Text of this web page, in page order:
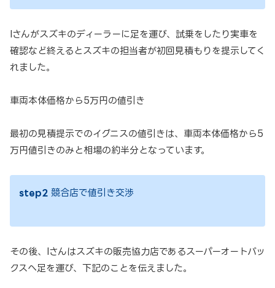
Iさんがスズキのディーラーに足を運び、試乗をしたり実車を
確認など終えるとスズキの担当者が初回見積もりを提示してく
れました。
車両本体価格から5万円の値引き
最初の見積提示でのイグニスの値引きは、車両本体価格から5
万円値引きのみと相場の約半分となっています。
step2 競合店で値引き交渉
その後、Iさんはスズキの販売協力店であるスーパーオートバッ
クスへ足を運び、下記のことを伝えました。